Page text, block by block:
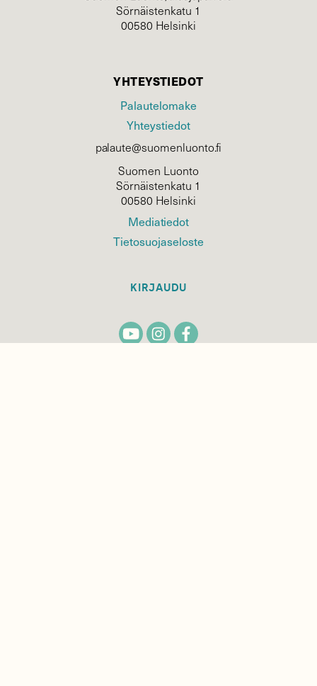
Sörnäistenkatu 1
00580 Helsinki
YHTEYSTIEDOT
Palautelomake
Yhteystiedot
palaute@suomenluonto.fi
Suomen Luonto
Sörnäistenkatu 1
00580 Helsinki
Mediatiedot
Tietosuojaseloste
KIRJAUDU